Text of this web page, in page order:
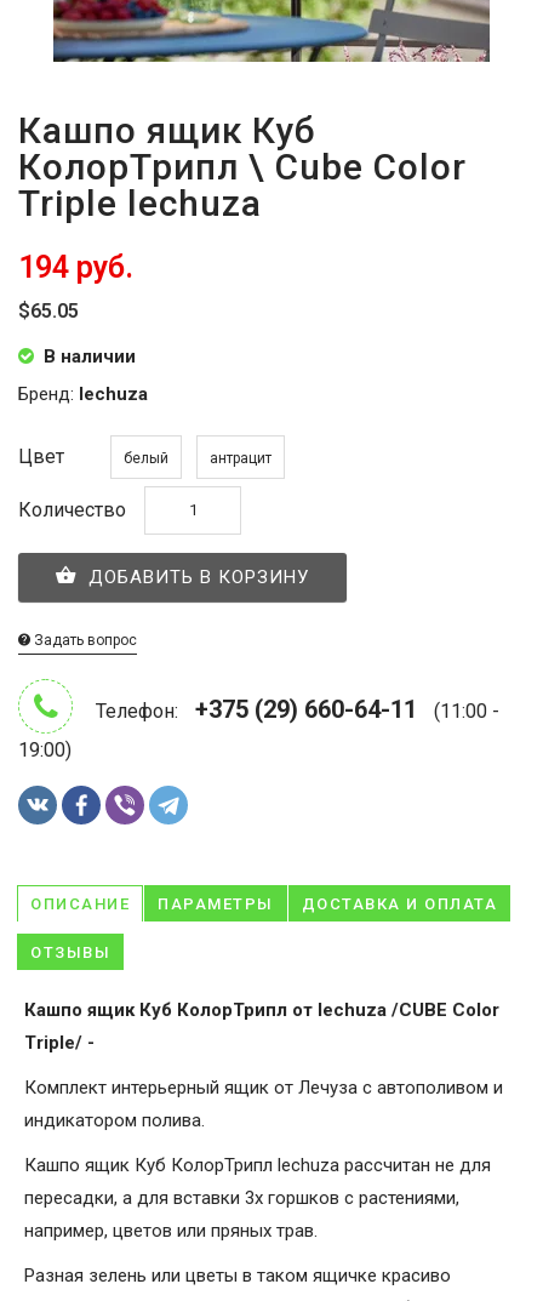
Кашпо ящик Куб
КолорТрипл \ Cube Color
Triple lechuza
194 руб.
$65.05
В наличии
Бренд: lechuza
Цвет белый антрацит
Количество
ДОБАВИТЬ В КОРЗИНУ
Задать вопрос
Телефон: +375 (29) 660-64-11
(11:00 -
19:00)
ОПИСАНИЕ ПАРАМЕТРЫ ДОСТАВКА И ОПЛАТА
ОТЗЫВЫ
Кашпо ящик Куб КолорТрипл от lechuza /CUBE Color
Triple/ -
Комплект интерьерный ящик от Лечуза с автополивом и
индикатором полива.
Кашпо ящик Куб КолорТрипл lechuza рассчитан не для
пересадки, а для вставки 3х горшков с растениями,
например, цветов или пряных трав.
Разная зелень или цветы в таком ящичке красиво